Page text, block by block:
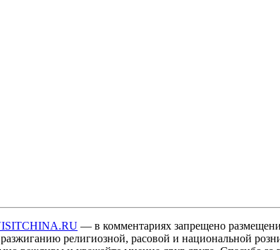
— в комментариях запрещено
религиозной, расовой и национальной